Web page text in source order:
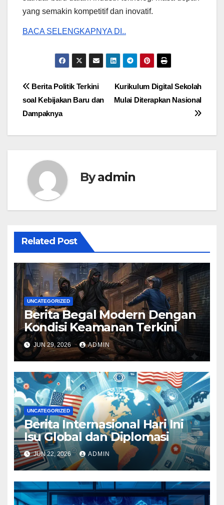
yang semakin kompetitif dan inovatif.
BACA SELENGKAPNYA DI..
Post
navigation
Kurikulum Digital Sekolah
Mulai Diterapkan Nasional
Berita Politik Terkini
soal Kebijakan Baru dan
Dampaknya
Byadmin
Related Post
UNCATEGORIZED
Berita Begal Modern Dengan
Kondisi Keamanan Terkini
JUN 29, 2026 ADMIN
UNCATEGORIZED
Berita Internasional Hari Ini
Isu Global dan Diplomasi
JUN 22, 2026 ADMIN